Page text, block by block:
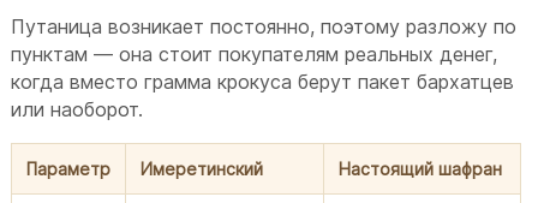
Путаница возникает постоянно, поэтому разложу по
пунктам — она стоит покупателям реальных денег,
когда вместо грамма крокуса берут пакет бархатцев
или наоборот.
Параметр Имеретинский Настоящий шафран